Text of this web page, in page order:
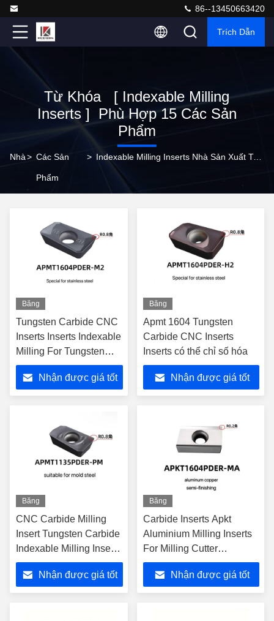
86--13450663420
Trích Dẫn
Từ Khóa [ Indexable Milling
Inserts ] Phù Hợp 15 Các Sản
Phẩm
Nhà> Các Sản
Phẩm
> Indexable Milling Inserts Nhà Sản Xuất Trực Tuyến
Băng
Tungsten Carbide CNC
Inserts Inserts Indexable
Milling For Tungsten
Steel Drill And Reamer
(Điều này được sử dụng
trong các máy khoan
Nhận được giá tốt
Băng
Apmt 1604 Tungsten
Carbide CNC Inserts
Inserts có thể chỉ số hóa
Nhận được giá tốt
Băng
hình
CNC Carbide Milling
Insert Tungsten Carbide
Indexable Milling Inserts
tùy chỉnh
Nhận được giá tốt
Băng
hình
Carbide Inserts Apkt
Aluminium Milling Inserts
For Milling Cutter
Apkt1604pder-Ma
Nhận được giá tốt